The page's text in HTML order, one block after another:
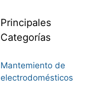
Principales
Categorías
Mantemiento de
electrodomésticos